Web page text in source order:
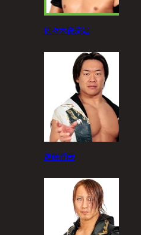
佐々木憂流迦
遠藤哲哉